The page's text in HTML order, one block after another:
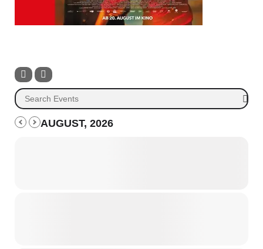
AUGUST, 2026